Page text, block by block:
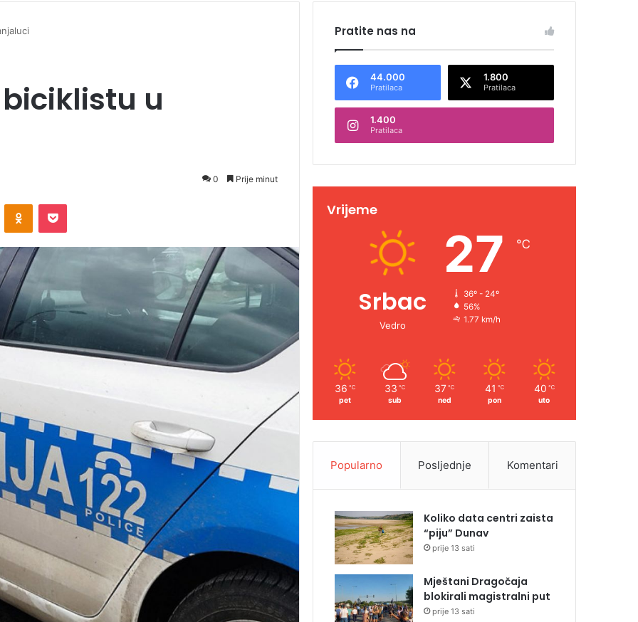
u
0 Prije minut
Pratite nas na
44.000
Pratilaca
1.800
Pratilaca
1.400
Pratilaca
Vrijeme
Srbac
Vedro
27 ℃
36º - 24º
56%
1.77 km/h
36 ℃
pet
33 ℃
sub
37 ℃
ned
41 ℃
pon
40 ℃
uto
Popularno Posljednje Komentari
Koliko data centri zaista
“piju” Dunav
prije 13 sati
Mještani Dragočaja
blokirali magistralni put
prije 13 sati